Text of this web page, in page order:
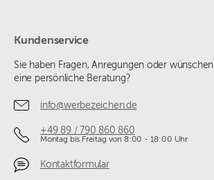
Kundenservice
Sie haben Fragen, Anregungen oder wünschen
eine persönliche Beratung?
info@werbezeichen.de
+49 89 / 790 860 860
Montag bis Freitag von 8:00 - 18:00 Uhr
Kontaktformular